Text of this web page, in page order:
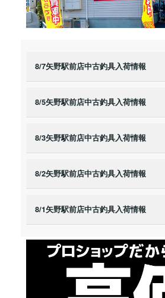
8/7矢野駅前店中古釣具入荷情報
8/5矢野駅前店中古釣具入荷情報
8/3矢野駅前店中古釣具入荷情報
8/2矢野駅前店中古釣具入荷情報
8/1矢野駅前店中古釣具入荷情報